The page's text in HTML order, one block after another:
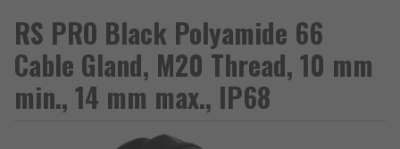
RS PRO Black Polyamide 66
Cable Gland, M20 Thread, 10 mm
min., 14 mm max., IP68